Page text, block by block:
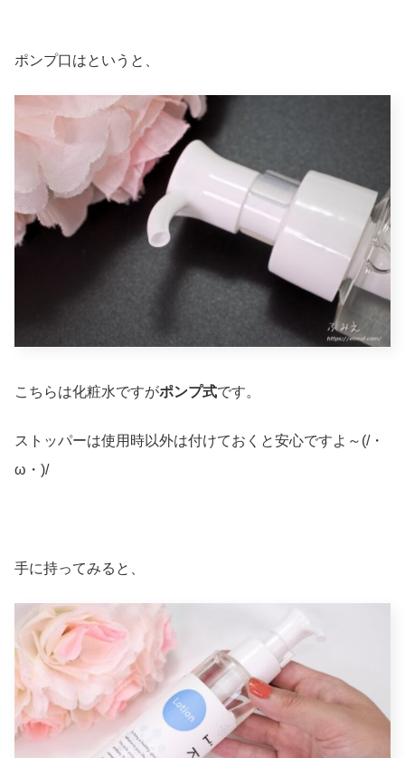
ポンプ口はというと、
こちらは化粧水ですがポンプ式です。
ストッパーは使用時以外は付けておくと安心ですよ～(/・
ω・)/
手に持ってみると、